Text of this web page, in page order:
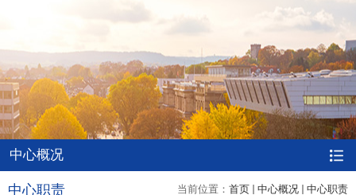
中心概况
当前位置： 首页 中心概况 中心职责
中心职责